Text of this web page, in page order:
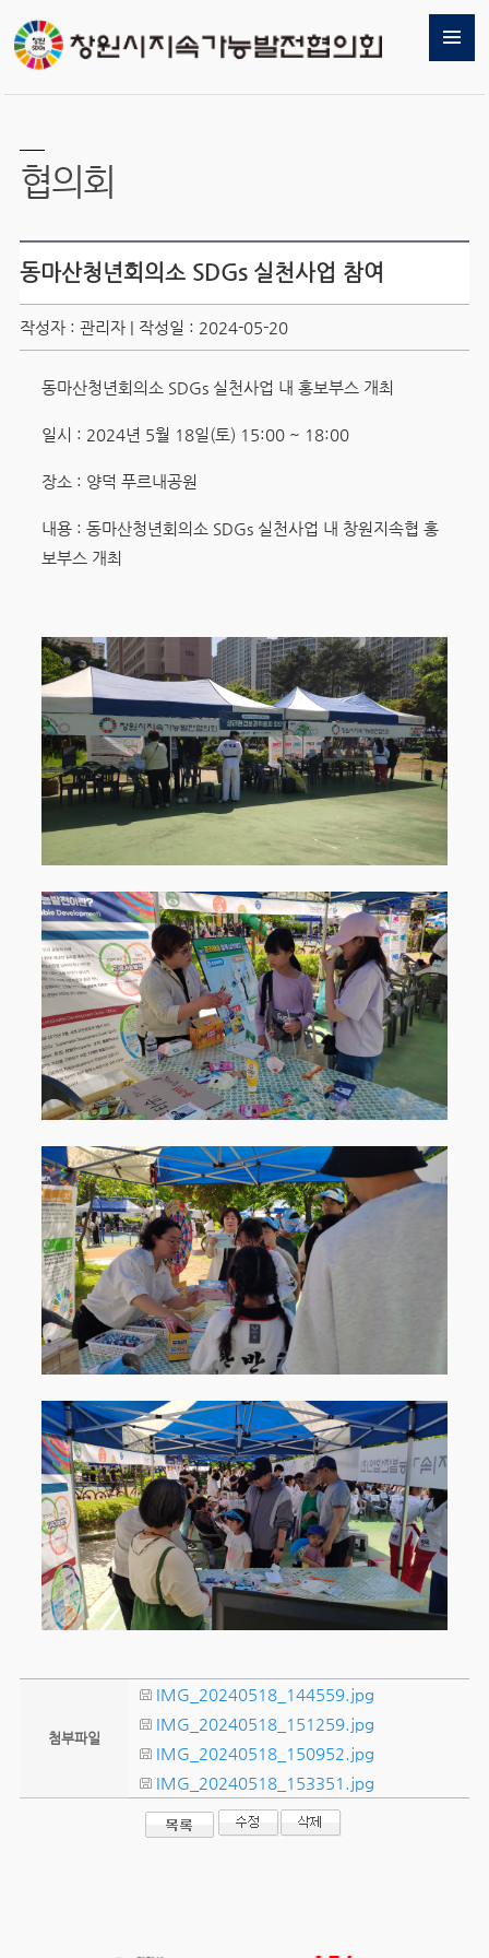
협의회
동마산청년회의소 SDGs 실천사업 참여
작성자 : 관리자 | 작성일 : 2024-05-20
동마산청년회의소 SDGs 실천사업 내 홍보부스 개최
일시 : 2024년 5월 18일(토) 15:00 ~ 18:00
장소 : 양덕 푸르내공원
내용 : 동마산청년회의소 SDGs 실천사업 내 창원지속협 홍
보부스 개최
첨부파일
IMG_20240518_144559.jpg
IMG_20240518_151259.jpg
IMG_20240518_150952.jpg
IMG_20240518_153351.jpg